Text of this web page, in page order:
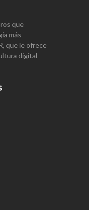
que
más
que le ofrece
digital